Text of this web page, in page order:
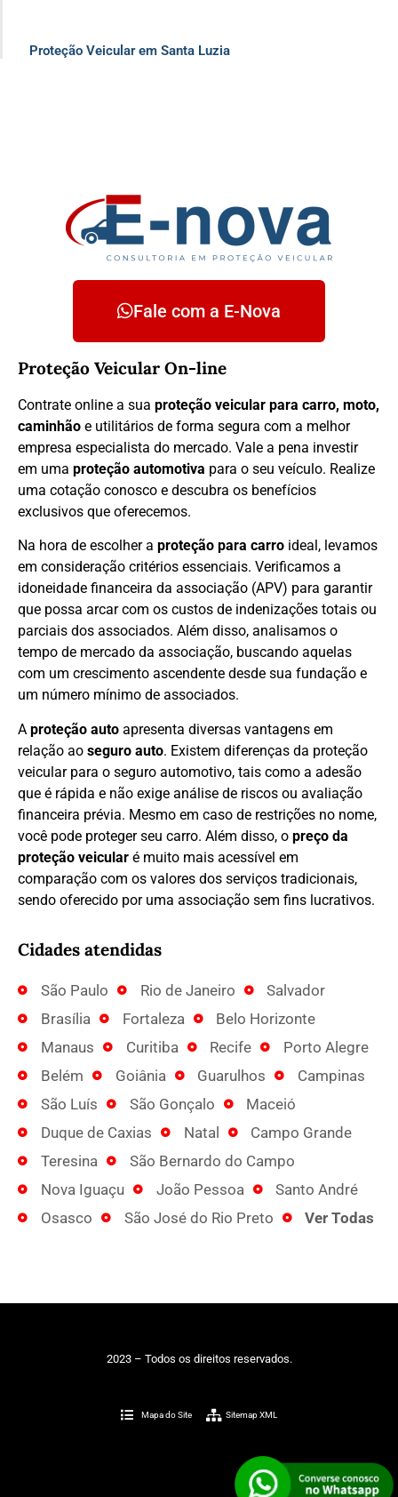
Proteção Veicular em Santa Luzia
Fale com a E-Nova
Proteção Veicular On-line
Contrate online a sua proteção veicular para carro, moto,
caminhão e utilitários de forma segura com a melhor
empresa especialista do mercado. Vale a pena investir
em uma proteção automotiva para o seu veículo. Realize
uma cotação conosco e descubra os benefícios
exclusivos que oferecemos.
Na hora de escolher a proteção para carro ideal, levamos
em consideração critérios essenciais. Verificamos a
idoneidade financeira da associação (APV) para garantir
que possa arcar com os custos de indenizações totais ou
parciais dos associados. Além disso, analisamos o
tempo de mercado da associação, buscando aquelas
com um crescimento ascendente desde sua fundação e
um número mínimo de associados.
A proteção auto apresenta diversas vantagens em
relação ao seguro auto. Existem diferenças da proteção
veicular para o seguro automotivo, tais como a adesão
que é rápida e não exige análise de riscos ou avaliação
financeira prévia. Mesmo em caso de restrições no nome,
você pode proteger seu carro. Além disso, o preço da
proteção veicular é muito mais acessível em
comparação com os valores dos serviços tradicionais,
sendo oferecido por uma associação sem fins lucrativos.
Cidades atendidas
São Paulo Rio de Janeiro
Salvador
Brasília
Fortaleza
Belo Horizonte
Manaus
Curitiba Recife
Porto Alegre
Belém
Goiânia Guarulhos
Campinas
São Luís
São Gonçalo
Maceió
Duque de Caxias
Natal
Campo Grande
Teresina
São Bernardo do Campo
Nova Iguaçu
João Pessoa
Santo André
Osasco
São José do Rio Preto Ver Todas
2023 – Todos os direitos reservados.
Mapa do Site Sitemap XML